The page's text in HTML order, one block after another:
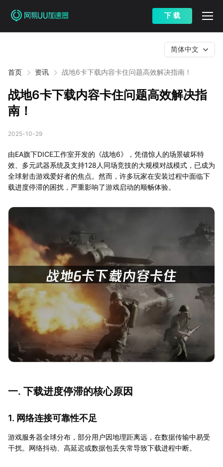
下 载
首页 资讯 战地6卡下载内容卡住问题高效解决指南！
简体中文
战地6卡下载内容卡住问题高效解决指
南！
2025-10-29
由EA旗下DICE工作室开发的《战地6》，凭借惊人的场景破坏特
效、多元武器系统及支持128人同场竞技的大规模对战模式，已成为
全球射击游戏爱好者的焦点。然而，许多玩家在安装过程中面临下
载进度停滞的困扰，严重影响了游戏启动的顺畅体验。
一. 下载进度停滞的核心原因
1. 网络连接可靠性不足
游戏服务器全球分布，部分用户因地理距离远，在数据传输中易受
干扰。网络抖动、高延迟或数据包丢失常导致下载进程中断。